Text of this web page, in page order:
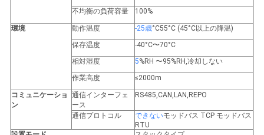
不均衡の負荷容量
100%
環境 動作温度 -25歳°C55°C (45°C以上の降温)
保存温度
-40°C〜70°C
相対湿度
5%RH 〜95%RH,冷却しない
作業高度
≤2000m
コミュニケーショ
ン
通信インターフェ
ース
RS485,CAN,LAN,REPO
通信プロトコル できないモッドバス TCP モッドバス
RTU